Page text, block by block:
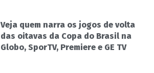
Veja quem narra os jogos de volta
das oitavas da Copa do Brasil na
Globo, SporTV, Premiere e GE TV